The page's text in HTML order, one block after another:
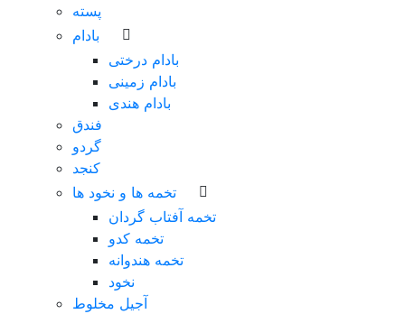
پسته
بادام
بادام درختی
بادام زمینی
بادام هندی
فندق
گردو
کنجد
تخمه ها و نخود ها
تخمه آفتاب گردان
تخمه کدو
تخمه هندوانه
نخود
آجیل مخلوط